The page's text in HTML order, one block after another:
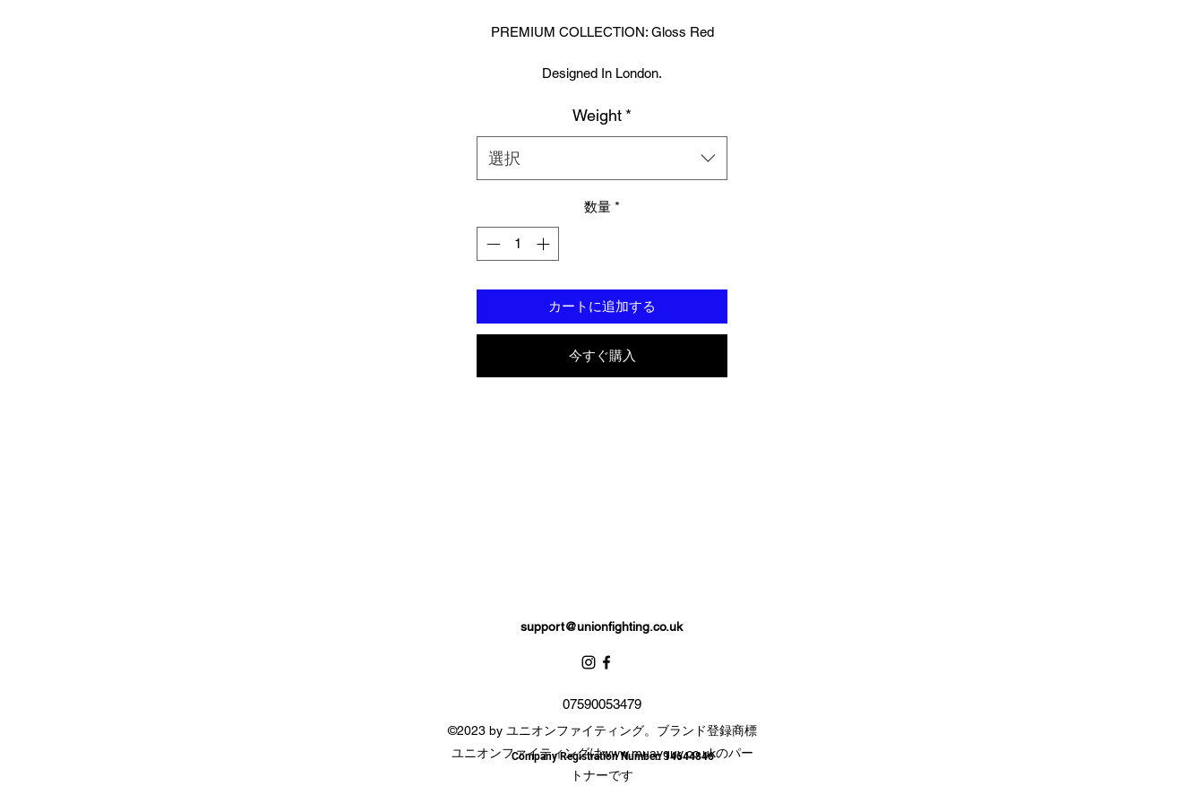
PREMIUM COLLECTION: Gloss Red
Designed In London.
Hand made finest Guinean cowhide leather with 8.5mm thickness for
extra durability.
Specifically designed for sparring and heavy bag work because of its high
Printed with special Azo free inks on fists, straps and wrist areas.
comfortable.
Designed to provide a glove like fit so the hand stays flush with the glove.
Extra padding to protect against injury, attached thumb support.
Weight *
選択
数量 *
カートに追加する
今すぐ購入
support@unionfighting.co.uk
07590053479
©2023 by ユニオンファイティング。ブランド登録商標
ユニオンファイティングはwww.muayguy.co.ukのパー
トナーです
Company Registration Number: 14644846